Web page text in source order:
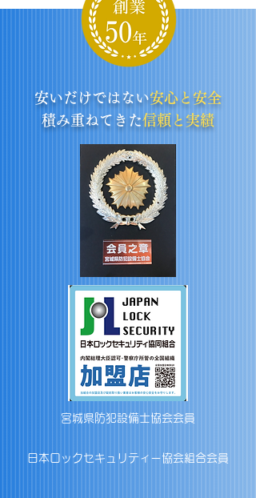
安いだけではない安心と安全
積み重ねてきた信頼と実績
宮城県防犯設備士協会会員
日本ロックセキュリティー協会組合会員